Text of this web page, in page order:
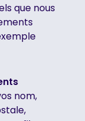
que nous
nom,